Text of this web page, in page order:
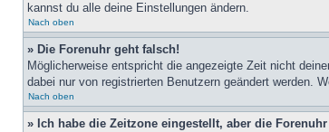
kannst du alle deine Einstellungen ändern.
Nach oben
» Die Forenuhr geht falsch!
Möglicherweise entspricht die angezeigte Zeit nicht
dabei nur von registrierten Benutzern geändert werden.
Nach oben
» Ich habe die Zeitzone eingestellt, aber die